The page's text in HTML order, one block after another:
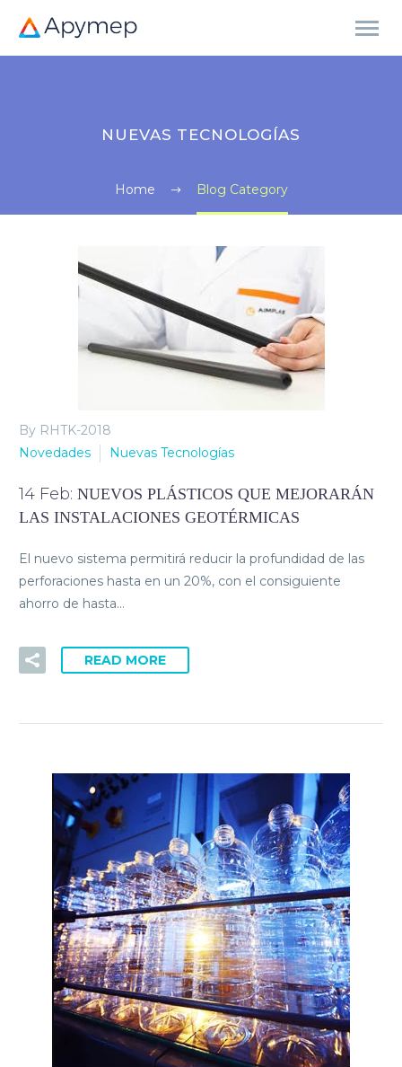
NUEVAS TECNOLOGÍAS
Home Blog Category
By RHTK-2018
Novedades
Nuevas Tecnologías
14 Feb: NUEVOS PLÁSTICOS QUE MEJORARÁN
LAS INSTALACIONES GEOTÉRMICAS
El nuevo sistema permitirá reducir la profundidad de las
perforaciones hasta en un 20%, con el consiguiente
ahorro de hasta…
READ MORE